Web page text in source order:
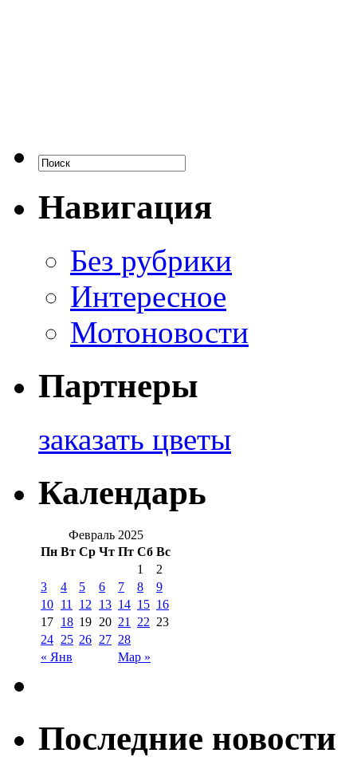
Навигация
Без рубрики
Интересное
Мотоновости
Партнеры
заказать цветы
Календарь
Февраль 2025
Пн Вт Ср Чт Пт Сб Вс
« Янв Мар »
1
2
3
4 5 6 7 8
9
10 11 12 13 14 15 16
17 18 19 20 21 22 23
24 25 26 27 28
Последние новости